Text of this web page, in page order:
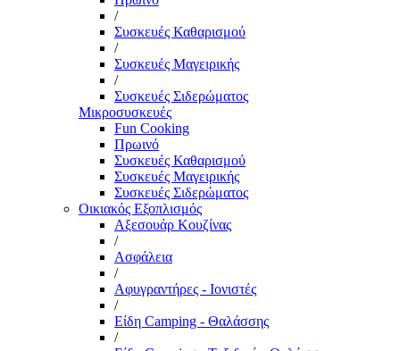
/
Συσκευές Καθαρισμού
/
Συσκευές Μαγειρικής
/
Συσκευές Σιδερώματος
Μικροσυσκευές
Fun Cooking
Πρωινό
Συσκευές Καθαρισμού
Συσκευές Μαγειρικής
Συσκευές Σιδερώματος
Οικιακός Εξοπλισμός
Αξεσουάρ Κουζίνας
/
Ασφάλεια
/
Αφυγραντήρες - Ιονιστές
/
Είδη Camping - Θαλάσσης
/